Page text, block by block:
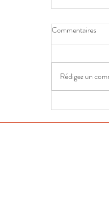
Commentaires
Rédigez un